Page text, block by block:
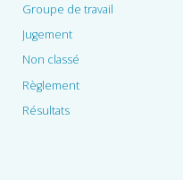
Groupe de travail
Jugement
Non classé
Règlement
Résultats